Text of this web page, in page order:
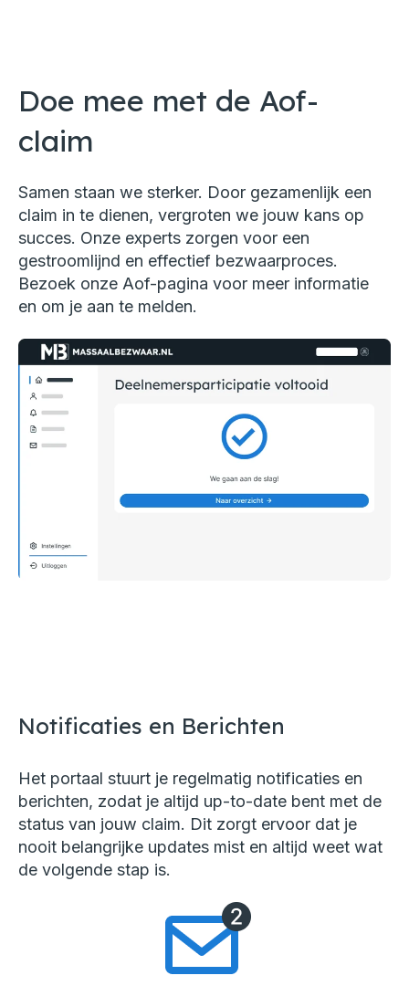
Doe mee met de Aof-
claim
Samen staan we sterker. Door gezamenlijk een
claim in te dienen, vergroten we jouw kans op
succes. Onze experts zorgen voor een
gestroomlijnd en effectief bezwaarproces.
Bezoek onze Aof-pagina voor meer informatie
en om je aan te melden.
Notificaties en Berichten
Het portaal stuurt je regelmatig notificaties en
berichten, zodat je altijd up-to-date bent met de
status van jouw claim. Dit zorgt ervoor dat je
nooit belangrijke updates mist en altijd weet wat
de volgende stap is.